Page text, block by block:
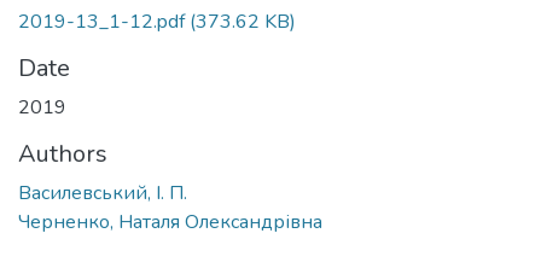
2019-13_1-12.pdf(373.62 KB)
Date
2019
Authors
Василевський, І. П.
Черненко, Наталя Олександрівна